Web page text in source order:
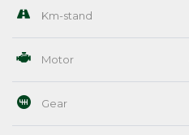
Km-stand
Motor
Gear